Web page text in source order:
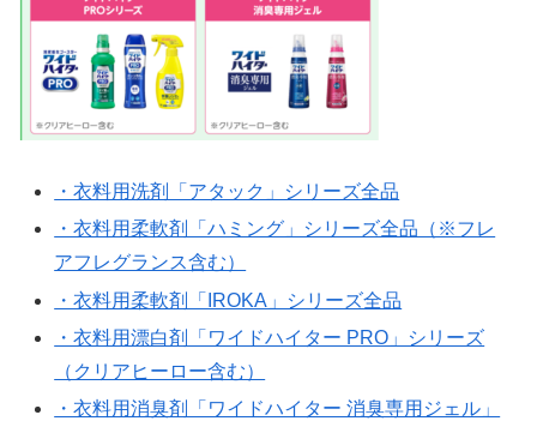
・衣料用洗剤「アタック」シリーズ全品
・衣料用柔軟剤「ハミング」シリーズ全品（※フレ
アフレグランス含む）
・衣料用柔軟剤「IROKA」シリーズ全品
・衣料用漂白剤「ワイドハイター PRO」シリーズ
（クリアヒーロー含む）
・衣料用消臭剤「ワイドハイター 消臭専用ジェル」